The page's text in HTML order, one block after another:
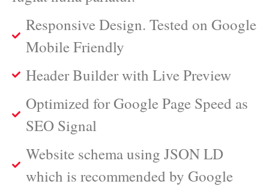
Responsive Design. Tested on Google
Mobile Friendly
Header Builder with Live Preview
Optimized for Google Page Speed as
SEO Signal
Website schema using JSON LD
which is recommended by Google